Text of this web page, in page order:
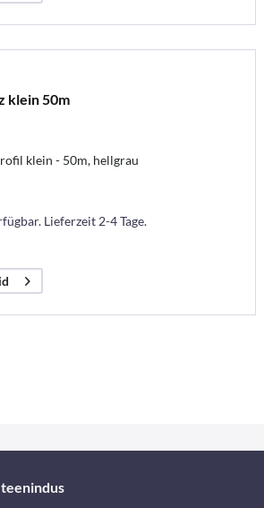
klein 50m
klein - 50m, hellgrau
Lieferzeit 2-4 Tage.